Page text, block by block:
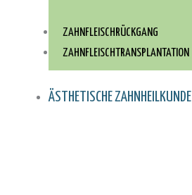
ZAHNFLEISCHRÜCKGANG
ZAHNFLEISCH­TRANSPLANTATION
ÄSTHETISCHE ZAHNHEILKUNDE